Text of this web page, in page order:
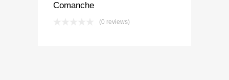
Comanche
(0 reviews)